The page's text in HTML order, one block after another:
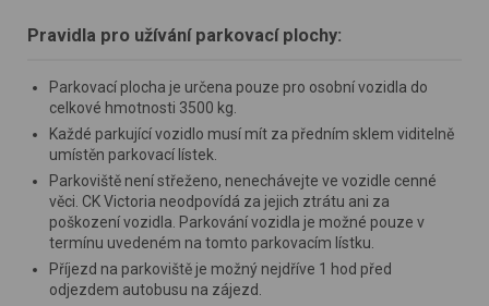
Pravidla pro užívání parkovací plochy:
Parkovací plocha je určena pouze pro osobní vozidla do
celkové hmotnosti 3500 kg.
Každé parkující vozidlo musí mít za předním sklem viditelně
umístěn parkovací lístek.
Parkoviště není střeženo, nenechávejte ve vozidle cenné
věci. CK Victoria neodpovídá za jejich ztrátu ani za
poškození vozidla. Parkování vozidla je možné pouze v
termínu uvedeném na tomto parkovacím lístku.
Příjezd na parkoviště je možný nejdříve 1 hod před
odjezdem autobusu na zájezd.